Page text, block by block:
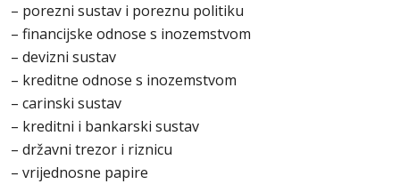
– porezni sustav i poreznu politiku
– financijske odnose s inozemstvom
– devizni sustav
– kreditne odnose s inozemstvom
– carinski sustav
– kreditni i bankarski sustav
– državni trezor i riznicu
– vrijednosne papire